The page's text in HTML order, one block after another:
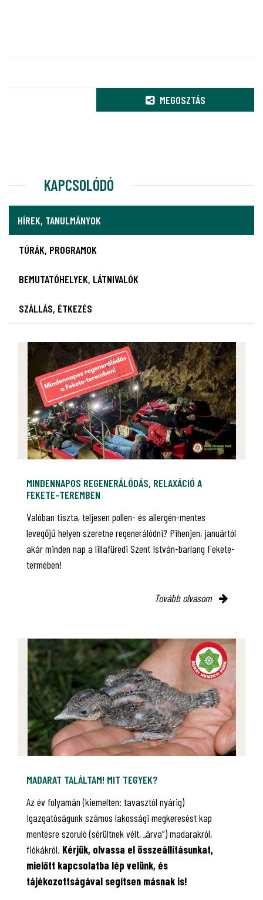
MEGOSZTÁS
KAPCSOLÓDÓ
HÍREK, TANULMÁNYOK
TÚRÁK, PROGRAMOK
BEMUTATÓHELYEK, LÁTNIVALÓK
SZÁLLÁS, ÉTKEZÉS
MINDENNAPOS REGENERÁLÓDÁS, RELAXÁCIÓ A
FEKETE-TEREMBEN
Valóban tiszta, teljesen pollen- és allergén-mentes
levegőjű helyen szeretne regenerálódni? Pihenjen, januártól
akár minden nap a lillafüredi Szent István-barlang Fekete-
termében!
Tovább olvasom
MADARAT TALÁLTAM! MIT TEGYEK?
Az év folyamán (kiemelten: tavasztól nyárig)
Igazgatóságunk számos lakossági megkeresést kap
mentésre szoruló (sérültnek vélt, „árva”) madarakról,
fiókákról. Kérjük, olvassa el összeállításunkat,
mielőtt kapcsolatba lép velünk, és
tájékozottságával segítsen másnak is!